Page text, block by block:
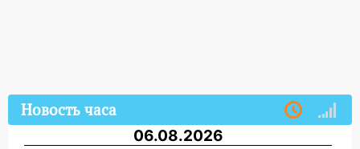
Новость часа
06.08.2026